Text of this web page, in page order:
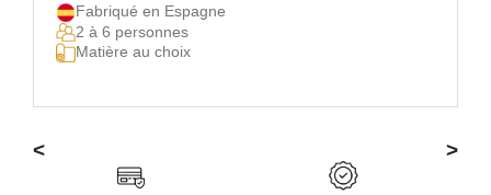
Fabriqué en Espagne
2 à 6 personnes
Matière au choix
< >